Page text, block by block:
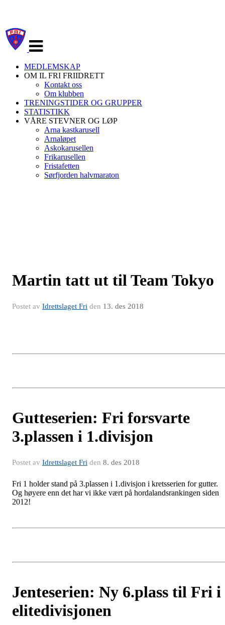
navigasjon
MEDLEMSKAP
OM IL FRI FRIIDRETT
Kontakt oss
Om klubben
TRENINGSTIDER OG GRUPPER
STATISTIKK
VÅRE STEVNER OG LØP
Arna kastkarusell
Arnaløpet
Askokarusellen
Frikarusellen
Fristafetten
Sørfjorden halvmaraton
Martin tatt ut til Team Tokyo
Postet av Idrettslaget Fri den 13. des 2018
Gutteserien: Fri forsvarte
3.plassen i 1.divisjon
Postet av Idrettslaget Fri den 8. des 2018
Fri 1 holder stand på 3.plassen i 1.divisjon i kretsserien for gutter.
Og høyere enn det har vi ikke vært på hordalandsrankingen siden
2012!
Jenteserien: Ny 6.plass til Fri i
elitedivisjonen